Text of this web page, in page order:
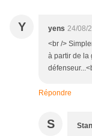
Y yens 24/08/
<br />
à partir de la
Répondre
S